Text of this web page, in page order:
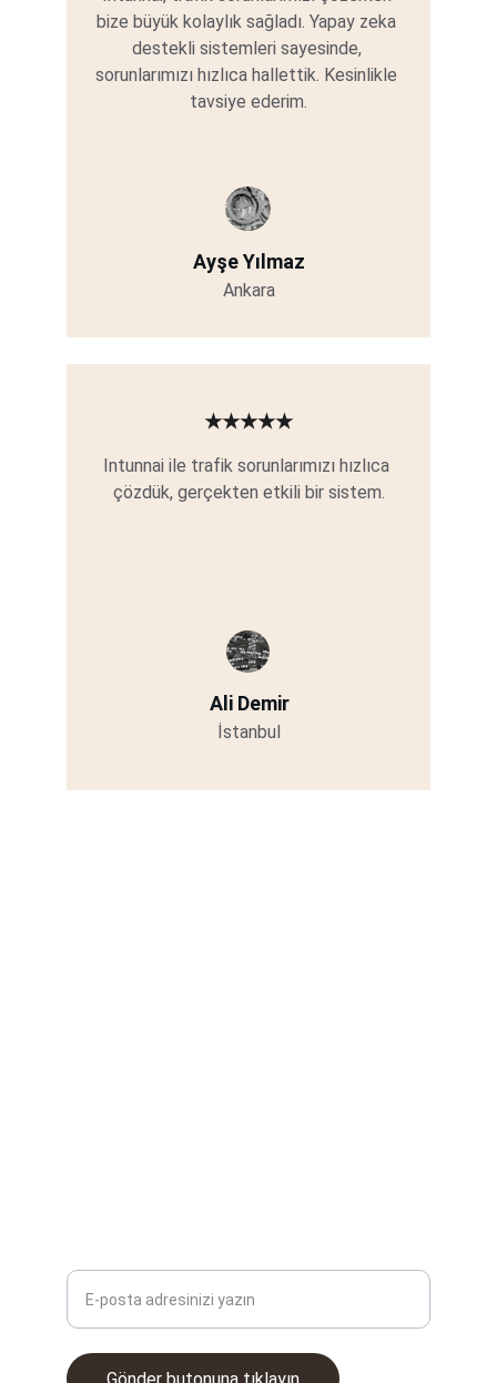
Intunnai ile trafik sorunlarımızı hızlıca
çözdük, gerçekten etkili bir sistem.
Ali Demir
İstanbul
bize büyük kolaylık sağladı. Yapay zeka
destekli sistemleri sayesinde,
sorunlarımızı hızlıca hallettik. Kesinlikle
tavsiye ederim.
Ayşe Yılmaz
Ankara
★★★★★
Gönder butonuna tıklayın